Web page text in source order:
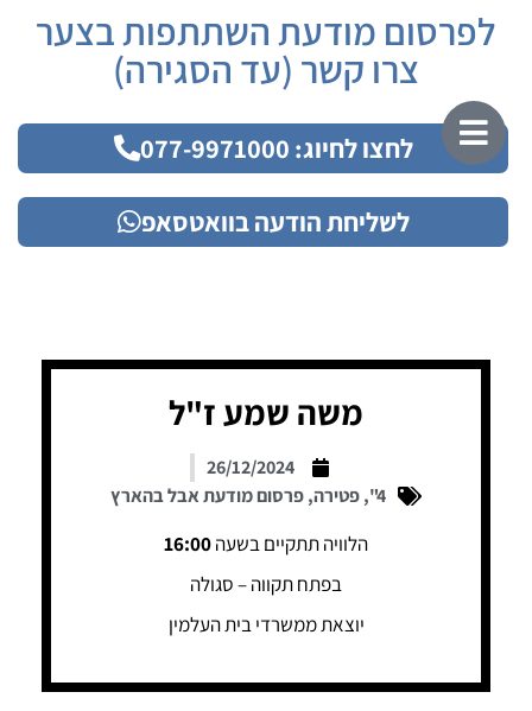
לפרסום מודעת השתתפות בצער
צרו קשר (עד הסגירה)
לחצו לחיוג: 077-9971000
לשליחת הודעה בוואטסאפ
משה שמע ז"ל
26/12/2024
4"
,פטירה,פרסום מודעת אבל בהארץ
הלוויה תתקיים בשעה16:00
בפתח תקווה – סגולה
יוצאת ממשרדי בית העלמין